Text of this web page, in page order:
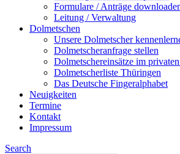
Formulare / Anträge
Leitung / Verwaltung
Dolmetschen
Unsere Dolmetscher
Dolmetscheranfrage stellen
Dolmetschereinsätze im
Dolmetscherliste Thüringen
Das Deutsche Fingeralphabet
Neuigkeiten
Termine
Kontakt
Impressum
Search